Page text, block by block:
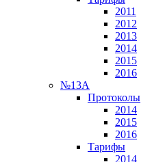
2011
2012
2013
2014
2015
2016
№13А
Протоколы
2014
2015
2016
Тарифы
2014